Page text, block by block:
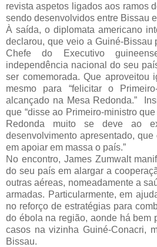
revista aspetos ligados aos ramos
sendo desenvolvidos entre Bissau
À saída, o diplomata americano
declarou, que veio a Guiné-Bissau
Chefe do Executivo
independência nacional do seu
ser comemorada. Que aproveitou
mesmo para “felicitar o
alcançado na Mesa Redonda.”
que “disse ao Primeiro-ministro
Redonda muito se deve ao
desenvolvimento apresentado,
em apoiar em massa o país.”
No encontro, James Zumwalt
do seu país em alargar a
outras aéreas, nomeadamente a
armadas. Particularmente, em
no reforço de estratégias para
do ébola na região, aonde há bem
casos na vizinha Guiné-Conacri,
Bissau.